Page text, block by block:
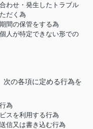
わせ・発生したトラブル
だく為
間の保管をする為
人が特定できない形での
次の各項に定める行為を
為
スを利用する行為
信又は書き込む行為